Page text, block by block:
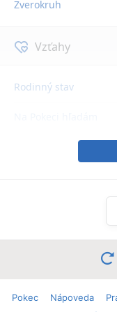
Zverokruh
Vzťahy
Rodinný stav
Pokec Nápoveda